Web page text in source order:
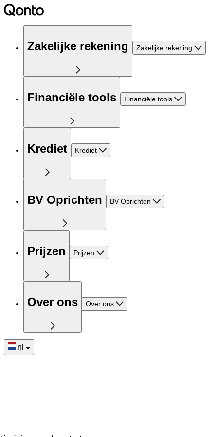
Zakelijke rekening Zakelijke rekening
Financiële tools Financiële tools
Krediet Krediet
BV Oprichten BV Oprichten
Prijzen Prijzen
Over ons Over ons
nl